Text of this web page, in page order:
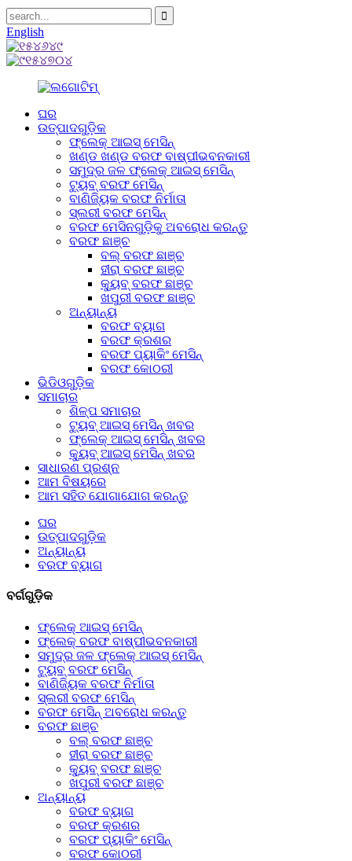
English
ଘର
ଉତ୍ପାଦଗୁଡ଼ିକ
ଫ୍ଲେକ୍ ଆଇସ୍ ମେସିନ୍
ଖଣ୍ଡ ଖଣ୍ଡ ବରଫ ବାଷ୍ପୀଭବନକାରୀ
ସମୁଦ୍ର ଜଳ ଫ୍ଲେକ୍ ଆଇସ୍ ମେସିନ୍
ଟ୍ୟୁବ୍ ବରଫ ମେସିନ୍
ବାଣିଜ୍ୟିକ ବରଫ ନିର୍ମାତା
ସ୍ଲରୀ ବରଫ ମେସିନ୍
ବରଫ ମେସିନଗୁଡ଼ିକୁ ଅବରୋଧ କରନ୍ତୁ
ବରଫ ଛାଞ୍ଚ
ବଲ୍ ବରଫ ଛାଞ୍ଚ
ହୀରା ବରଫ ଛାଞ୍ଚ
କ୍ୟୁବ୍ ବରଫ ଛାଞ୍ଚ
ଖପୁରୀ ବରଫ ଛାଞ୍ଚ
ଅନ୍ୟାନ୍ୟ
ବରଫ ବ୍ୟାଗ
ବରଫ କ୍ରଶର
ବରଫ ପ୍ୟାକିଂ ମେସିନ୍
ବରଫ କୋଠରୀ
ଭିଡିଓଗୁଡ଼ିକ
ସମାଚାର
ଶିଳ୍ପ ସମାଚାର
ଟ୍ୟୁବ୍ ଆଇସ୍ ମେସିନ୍ ଖବର
ଫ୍ଲେକ୍ ଆଇସ୍ ମେସିନ୍ ଖବର
କ୍ୟୁବ୍ ଆଇସ୍ ମେସିନ୍ ଖବର
ସାଧାରଣ ପ୍ରଶ୍ନ
ଆମ ବିଷୟରେ
ଆମ ସହିତ ଯୋଗାଯୋଗ କରନ୍ତୁ
ଘର
ଉତ୍ପାଦଗୁଡ଼ିକ
ଅନ୍ୟାନ୍ୟ
ବରଫ ବ୍ୟାଗ
ବର୍ଗଗୁଡ଼ିକ
ଫ୍ଲେକ୍ ଆଇସ୍ ମେସିନ୍
ଫ୍ଲେକ୍ ବରଫ ବାଷ୍ପୀଭବନକାରୀ
ସମୁଦ୍ର ଜଳ ଫ୍ଲେକ୍ ଆଇସ୍ ମେସିନ୍
ଟ୍ୟୁବ୍ ବରଫ ମେସିନ୍
ବାଣିଜ୍ୟିକ ବରଫ ନିର୍ମାତା
ସ୍ଲରୀ ବରଫ ମେସିନ୍
ବରଫ ମେସିନ୍ ଅବରୋଧ କରନ୍ତୁ
ବରଫ ଛାଞ୍ଚ
ବଲ୍ ବରଫ ଛାଞ୍ଚ
ହୀରା ବରଫ ଛାଞ୍ଚ
କ୍ୟୁବ୍ ବରଫ ଛାଞ୍ଚ
ଖପୁରୀ ବରଫ ଛାଞ୍ଚ
ଅନ୍ୟାନ୍ୟ
ବରଫ ବ୍ୟାଗ
ବରଫ କ୍ରଶର
ବରଫ ପ୍ୟାକିଂ ମେସିନ୍
ବରଫ କୋଠରୀ